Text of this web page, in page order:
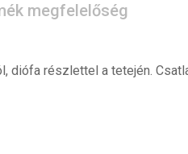
megfelelőség
diófa részlettel a tetején.